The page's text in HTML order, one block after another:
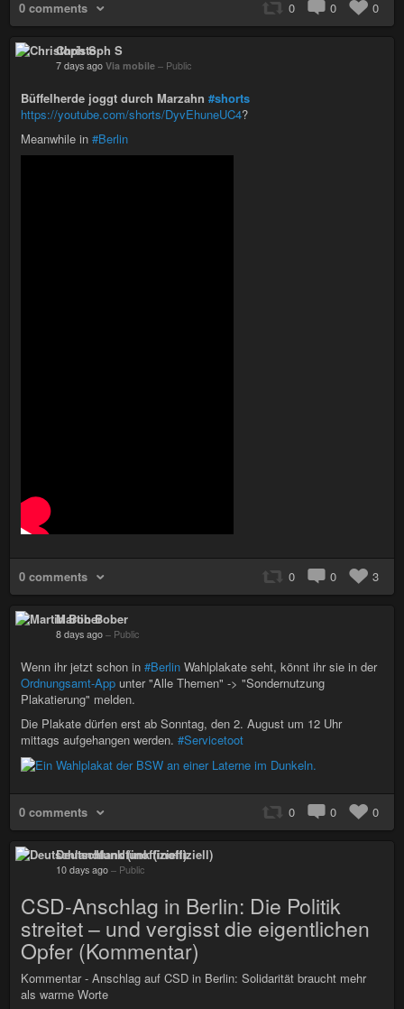
0 comments 0 0 0
Christoph S
7 days ago Via mobile – Public
Büffelherde joggt durch Marzahn #shorts
https://youtube.com/shorts/DyvEhuneUC4?
Meanwhile in #Berlin
0 comments 0 0 3
Martin Bober
8 days ago – Public
Wenn ihr jetzt schon in #Berlin Wahlplakate seht, könnt ihr sie in der
Ordnungsamt-App unter "Alle Themen" -> "Sondernutzung
Plakatierung" melden.
Die Plakate dürfen erst ab Sonntag, den 2. August um 12 Uhr
mittags aufgehangen werden. #Servicetoot
0 comments 0 0 0
Deutschlandfunk (inoffiziell)
10 days ago – Public
CSD-Anschlag in Berlin: Die Politik
streitet – und vergisst die eigentlichen
Opfer (Kommentar)
Kommentar - Anschlag auf CSD in Berlin: Solidarität braucht mehr
als warme Worte